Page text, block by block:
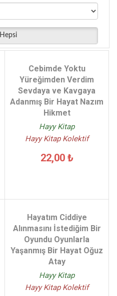
Hepsi
Cebimde Yoktu
Yüreğimden Verdim
Sevdaya ve Kavgaya
Adanmış Bir Hayat Nazım
Hikmet
Hayy Kitap
Hayy Kitap Kolektif
22,00 ₺
Hayatım Ciddiye
Alınmasını İstediğim Bir
Oyundu Oyunlarla
Yaşanmış Bir Hayat Oğuz
Atay
Hayy Kitap
Hayy Kitap Kolektif